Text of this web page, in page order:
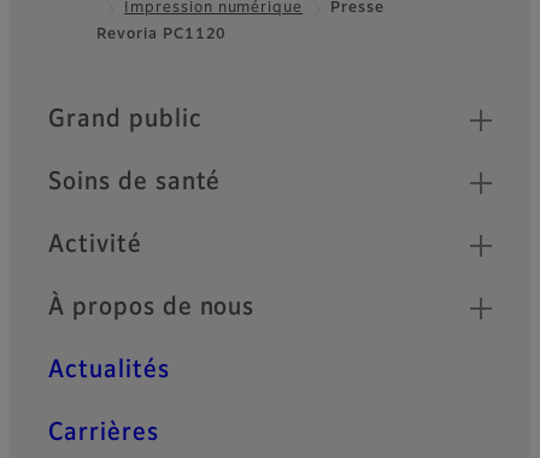
Footer
Impression numérique
Presse
Revoria PC1120
Quick Links
Grand public
Soins de santé
Activité
À propos de nous
Actualités
Carrières